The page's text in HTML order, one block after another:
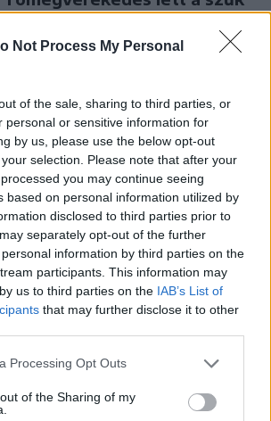
Not Process My Personal
of the sale, sharing to third parties, or
personal or sensitive information for
by us, please use the below opt-out
selection. Please note that after your
you may continue seeing
based on personal information utilized by
disclosed to third parties prior to
separately opt-out of the further
information by third parties on the
participants. This information may
us to third parties on the IAB’s List of
that may further disclose it to other
Processing Opt Outs
of the Sharing of my
Csatószegen
Életét vesztette két halász,
akiket villámcsapás ért a
Maros partján – frissítve
Székely Sport
Corbu góljától hangos a
román és a magyar sajtó,
válogatott meghívót
sürgetnek
Krónika
Büntetőfeljelentést tett
Majka ügyvédje a romániai